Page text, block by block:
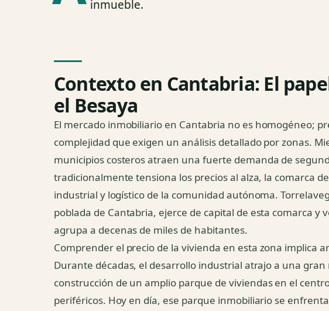
inmueble.
Contexto en Cantabria: El
el Besaya
El mercado inmobiliario en Cantabria no es homogéneo;
complejidad que exigen un análisis detallado por zonas.
municipios costeros atraen una fuerte demanda de
tradicionalmente tensiona los precios al alza, la comarca
industrial y logístico de la comunidad autónoma.
poblada de Cantabria, ejerce de capital de esta comarca
agrupa a decenas de miles de habitantes.
Comprender el precio de la vivienda en esta zona implica
Durante décadas, el desarrollo industrial atrajo a una
construcción de un amplio parque de viviendas en el
periféricos. Hoy en día, ese parque inmobiliario se